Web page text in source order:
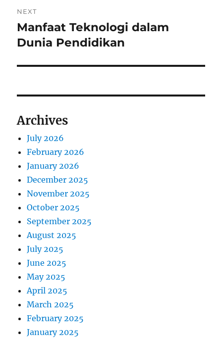
NEXT
Next
post:
Manfaat Teknologi dalam
Dunia Pendidikan
Archives
July 2026
February 2026
January 2026
December 2025
November 2025
October 2025
September 2025
August 2025
July 2025
June 2025
May 2025
April 2025
March 2025
February 2025
January 2025